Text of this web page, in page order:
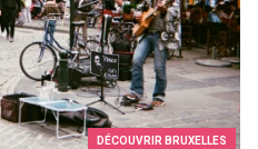
DÉCOUVRIR BRUXELLES